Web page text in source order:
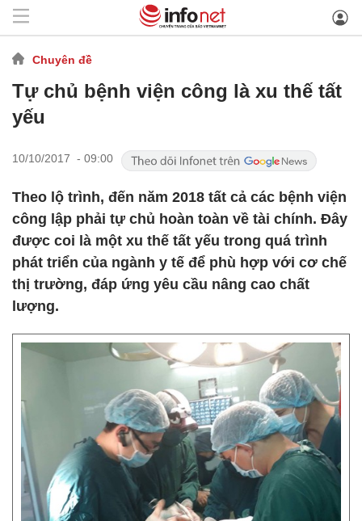
Chuyên đề
Tự chủ bệnh viện công là xu thế tất
yếu
10/10/2017 - 09:00
Theo lộ trình, đến năm 2018 tất cả các bệnh viện
công lập phải tự chủ hoàn toàn về tài chính. Đây
được coi là một xu thế tất yếu trong quá trình
phát triển của ngành y tế để phù hợp với cơ chế
thị trường, đáp ứng yêu cầu nâng cao chất
lượng.